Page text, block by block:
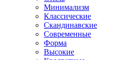
Минимализм
Классические
Скандинавские
Современные
Форма
Высокие